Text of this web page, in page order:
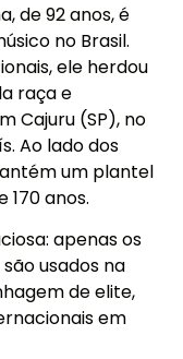
de 92 anos, é
no Brasil.
ele herdou
raça e
Cajuru (SP), no
Ao lado dos
um plantel
170 anos.
apenas os
usados na
de elite,
em